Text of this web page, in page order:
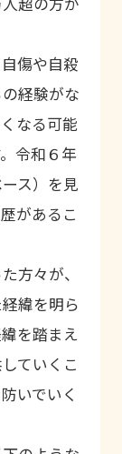
傷や自殺
経験がな
なる可能
令和６年
ス）を見
があるこ
方々が、
緯を明ら
を踏まえ
ていくこ
いでいく